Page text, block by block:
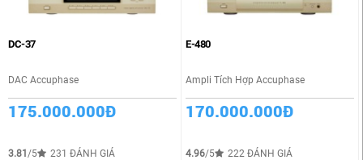
DC-37
DAC Accuphase
175.000.000Đ
3.81/5 231 ĐÁNH GIÁ
E-480
Ampli Tích Hợp Accuphase
170.000.000Đ
4.96/5 222 ĐÁNH GIÁ